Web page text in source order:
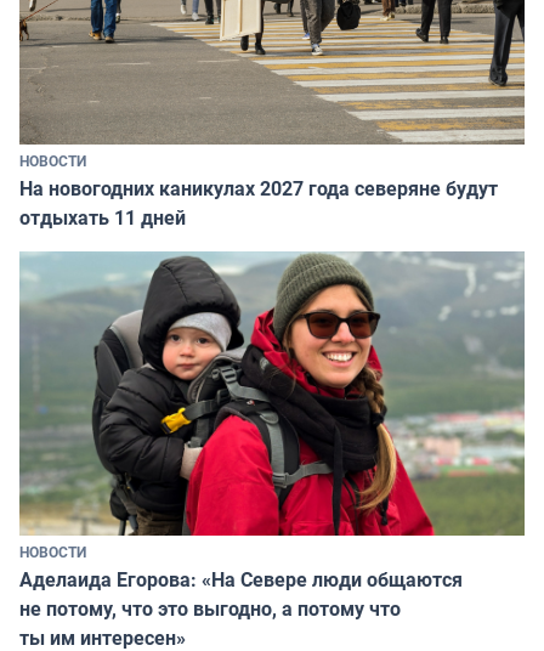
НОВОСТИ
На новогодних каникулах 2027 года северяне будут
отдыхать 11 дней
НОВОСТИ
Аделаида Егорова: «На Севере люди общаются
не потому, что это выгодно, а потому что
ты им интересен»